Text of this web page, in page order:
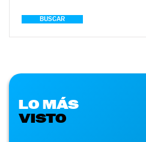
BUSCAR
LO MÁS
VISTO